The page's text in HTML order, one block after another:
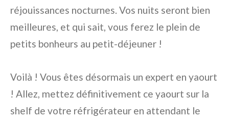
réjouissances nocturnes. Vos nuits seront bien
meilleures, et qui sait, vous ferez le plein de
petits bonheurs au petit-déjeuner !
Voilà ! Vous êtes désormais un expert en yaourt
! Allez, mettez définitivement ce yaourt sur la
shelf de votre réfrigérateur en attendant le